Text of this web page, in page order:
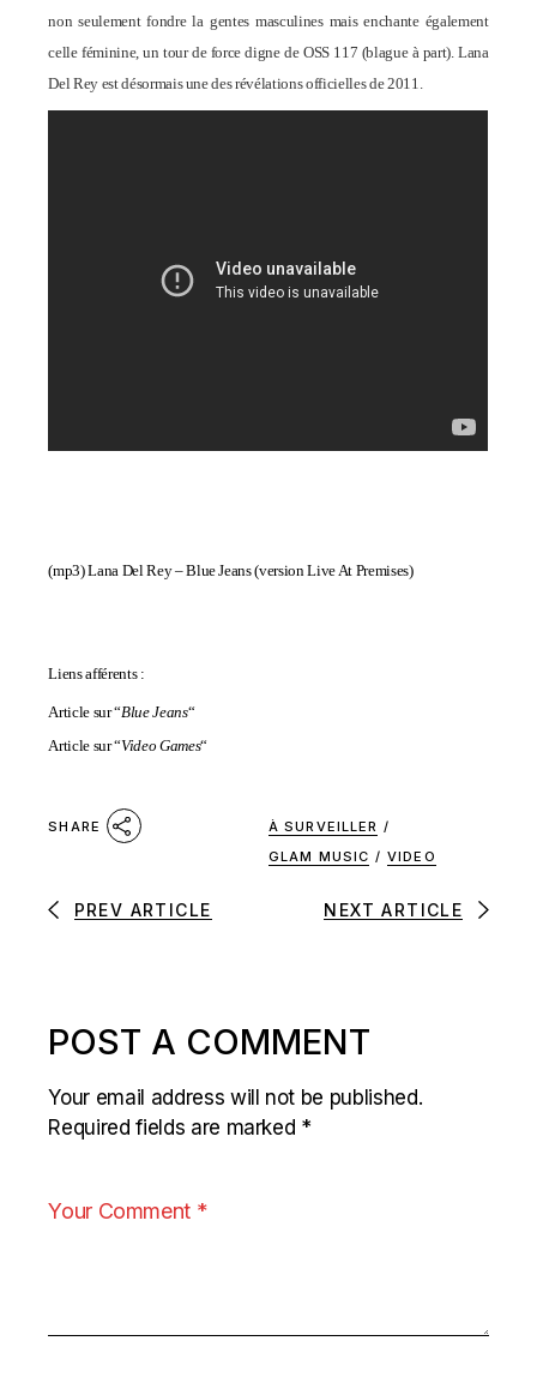
non seulement fondre la gentes masculines mais enchante également
celle féminine, un tour de force digne de OSS 117 (blague à part). Lana
Del Rey est désormais une des révélations officielles de 2011.
(mp3)Lana Del Rey – Blue Jeans (version Live At Premises)
Liens afférents :
Article sur “Blue Jeans“
Article sur “Video Games“
SHARE À SURVEILLER /
GLAM MUSIC / VIDEO
PREV ARTICLE NEXT ARTICLE
POST A COMMENT
Your email address will not be published.
Required fields are marked *